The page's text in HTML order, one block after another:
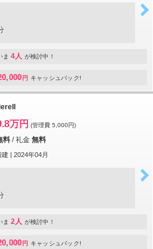
ま 4人 が検討中！
円 キャッシュバック!
万円 (管理費 5,000円)
料 /礼金 無料
建 | 2024年04月
ま 2人 が検討中！
円 キャッシュバック!